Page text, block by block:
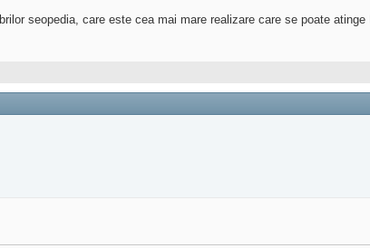
seopedia, care este cea mai mare realizare care se poate